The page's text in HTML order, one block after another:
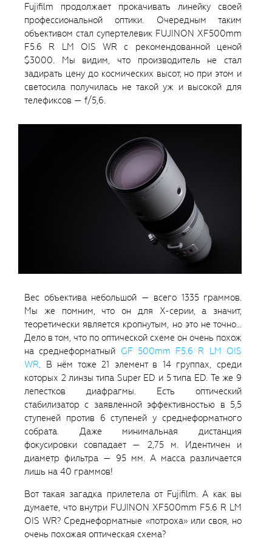
Fujifilm продолжает прокачивать линейку своей
профессиональной оптики. Очередным таким
объективом стал супертелевик FUJINON XF500mm
F5.6 R LM OIS WR с рекомендованной ценой
$3000. Мы видим, что производитель не стал
задирать цену до космических высот, но при этом и
светосила получилась не такой уж и высокой для
телефиксов — f/5,6.
Вес объектива небольшой — всего 1335 граммов.
Мы же помним, что он для X-серии, а значит,
теоретически является кропнутым, но это не точно…
Дело в том, что по оптической схеме он очень похож
на среднеформатный GF 500mm F5.6 R LM OIS
WR. В нём тоже 21 элемент в 14 группах, среди
которых 2 линзы типа Super ED и 5 типа ED. Те же 9
лепестков диафрагмы. Есть оптический
стабилизатор с заявленной эффективностью в 5,5
ступеней против 6 ступеней у среднеформатного
собрата. Даже минимальная дистанция
фокусировки совпадает — 2,75 м. Идентичен и
диаметр фильтра — 95 мм. А масса различается
лишь на 40 граммов!
Вот такая загадка прилетела от Fujifilm. А как вы
думаете, что внутри FUJINON XF500mm F5.6 R LM
OIS WR? Среднеформатные «потроха» или своя, но
очень похожая оптическая схема?